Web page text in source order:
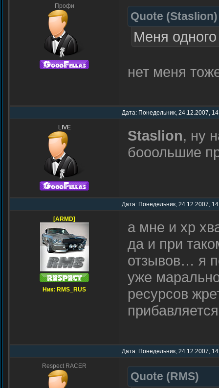
Профи
Quote (Staslion)
Меня
нет меня
Дата: Понедельник, 24.12.2007,
LIVE Staslion, ну
бооольшие
Дата: Понедельник, 24.12.2007,
[ARMD]
Ник: RMS_RUS
а мне и хр
да и при
отзывов… я
уже
ресурсов
Дата: Понедельник, 24.12.2007,
Respect RACER
Quote (RMS)